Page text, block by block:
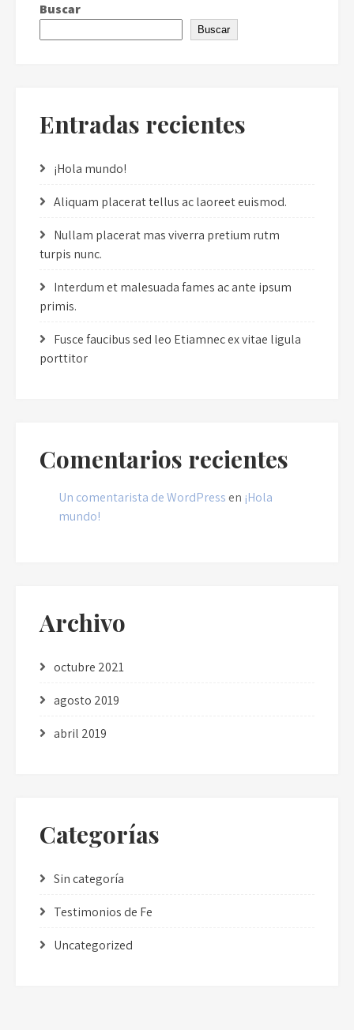
Buscar
Buscar
Entradas recientes
¡Hola mundo!
Aliquam placerat tellus ac laoreet euismod.
Nullam placerat mas viverra pretium rutm
turpis nunc.
Interdum et malesuada fames ac ante ipsum
primis.
Fusce faucibus sed leo Etiamnec ex vitae ligula
porttitor
Comentarios recientes
Un comentarista de WordPress en ¡Hola
mundo!
Archivo
octubre 2021
agosto 2019
abril 2019
Categorías
Sin categoría
Testimonios de Fe
Uncategorized